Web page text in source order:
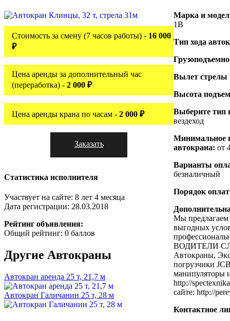
Стоимость за смену (7 часов работы) - 16 000
₽
Цена аренды за дополнительный час
(переработка) - 2 000 ₽
Цена аренды крана по часам - 2 000 ₽
Заказать
Статистика исполнителя
Участвует на сайте: 8 лет 4 месяца
Дата регистрации: 28.03.2018
Рейтинг объявления:
Общий рейтинг: 0 баллов
Другие Автокраны
Автокран аренда 25 т, 21,7 м
Автокран Галичанин 25 т, 28 м
Марка и
1В
Тип хода
Вылет стрелы
Высота
Выберите тип
вездеход
Минимальное
автокрана: от
Варианты
безналичный
Порядок
Мы предлагаем
выгодных
ВОДИТЕЛИ
Автокраны,
погрузчики
манипуляторы
http://
сайте: http://
Контактное